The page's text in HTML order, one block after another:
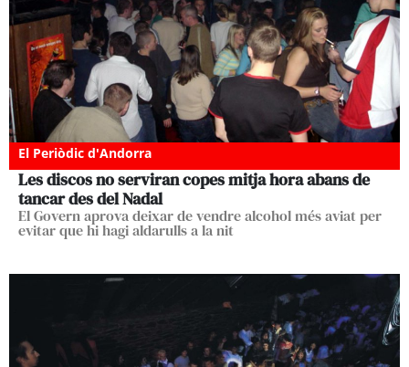
El Periòdic d'Andorra
Les discos no serviran copes mitja hora abans de
tancar des del Nadal
El Govern aprova deixar de vendre alcohol més aviat per
evitar que hi hagi aldarulls a la nit